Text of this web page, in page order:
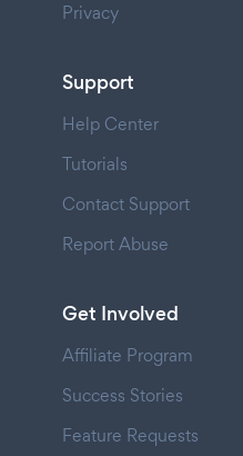
Privacy
Support
Help Center
Tutorials
Contact Support
Report Abuse
Get Involved
Affiliate Program
Success Stories
Feature Requests